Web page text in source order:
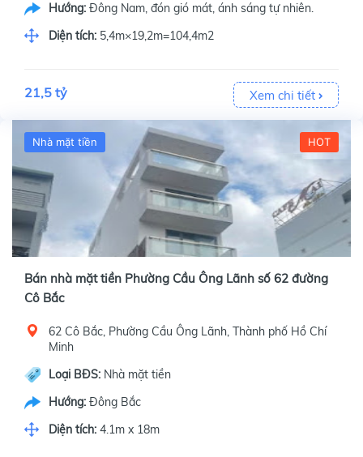
Hướng: Đông Nam, đón gió mát, ánh sáng tự nhiên.
Diện tích: 5,4m×19,2m=104,4m2
21,5 tỷ Xem chi tiết
Nhà mặt tiền HOT
Bán nhà mặt tiền Phường Cầu Ông Lãnh số 62 đường
Cô Bắc
62 Cô Bắc, Phường Cầu Ông Lãnh, Thành phố Hồ Chí
Minh
Loại BĐS: Nhà mặt tiền
Hướng: Đông Bắc
Diện tích: 4.1m x 18m